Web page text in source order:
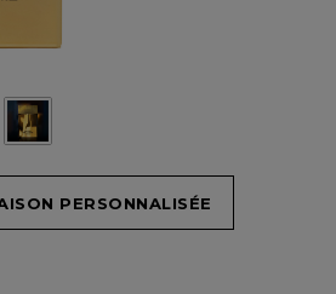
PERSONNALISÉE